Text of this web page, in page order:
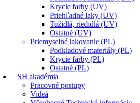
Krycie farby (UV)
Priehľadné laky (UV)
Tužidlá, riedidlá (UV)
Ostatné (UV)
Priemyselné lakovanie (PL)
Podkladové materiály (PL)
Krycie farby (PL)
Ostatné (PL)
SH akadémia
Pracovné postupy
Videá